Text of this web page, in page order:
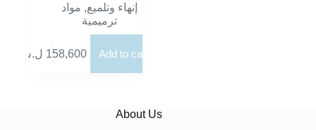
إنهاء وتلميع, مواد
ترميمية
158,600 ل.س Add to cart
About Us